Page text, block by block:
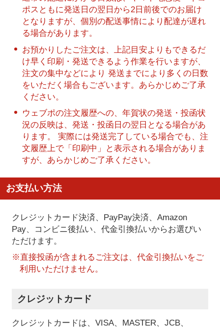
ポスともに発送日の翌日から2日前後でのお届け
となりますが、個別の配送事情により配達が遅れ
る場合があります。
お預かりしたご注文は、上記目安よりもできるだ
け早く印刷・発送できるよう作業を行いますが、
注文の集中などにより 発送までにより多くの日数
をいただく場合もございます。あらかじめご了承
ください。
ウェブポの注文履歴への、年賀状の発送・投函状
況の反映は、発送・投函日の翌日となる場合があ
ります。 実際には発送完了している場合でも、注
文履歴上で「印刷中」と表示される場合がありま
すが、あらかじめご了承ください。
お支払い方法
クレジットカード決済、PayPay決済、Amazon
Pay、コンビニ後払い、代金引換払いからお選びい
ただけます。
※直接投函が含まれるご注文は、代金引換払いをご
利用いただけません。
クレジットカード
クレジットカードは、VISA、MASTER、JCB、